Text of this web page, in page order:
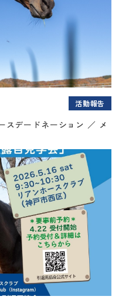
活動報告
スデードネーション ／ メ